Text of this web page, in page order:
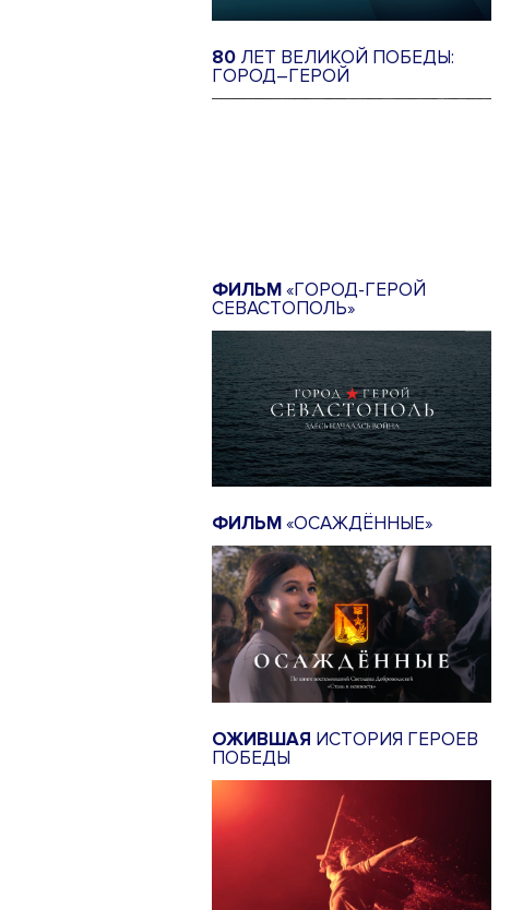
80 ЛЕТ ВЕЛИКОЙ ПОБЕДЫ:
ГОРОД–ГЕРОЙ
ФИЛЬМ«ГОРОД-ГЕРОЙ
СЕВАСТОПОЛЬ»
ФИЛЬМ«ОСАЖДЁННЫЕ»
ОЖИВШАЯ ИСТОРИЯ ГЕРОЕВ
ПОБЕДЫ